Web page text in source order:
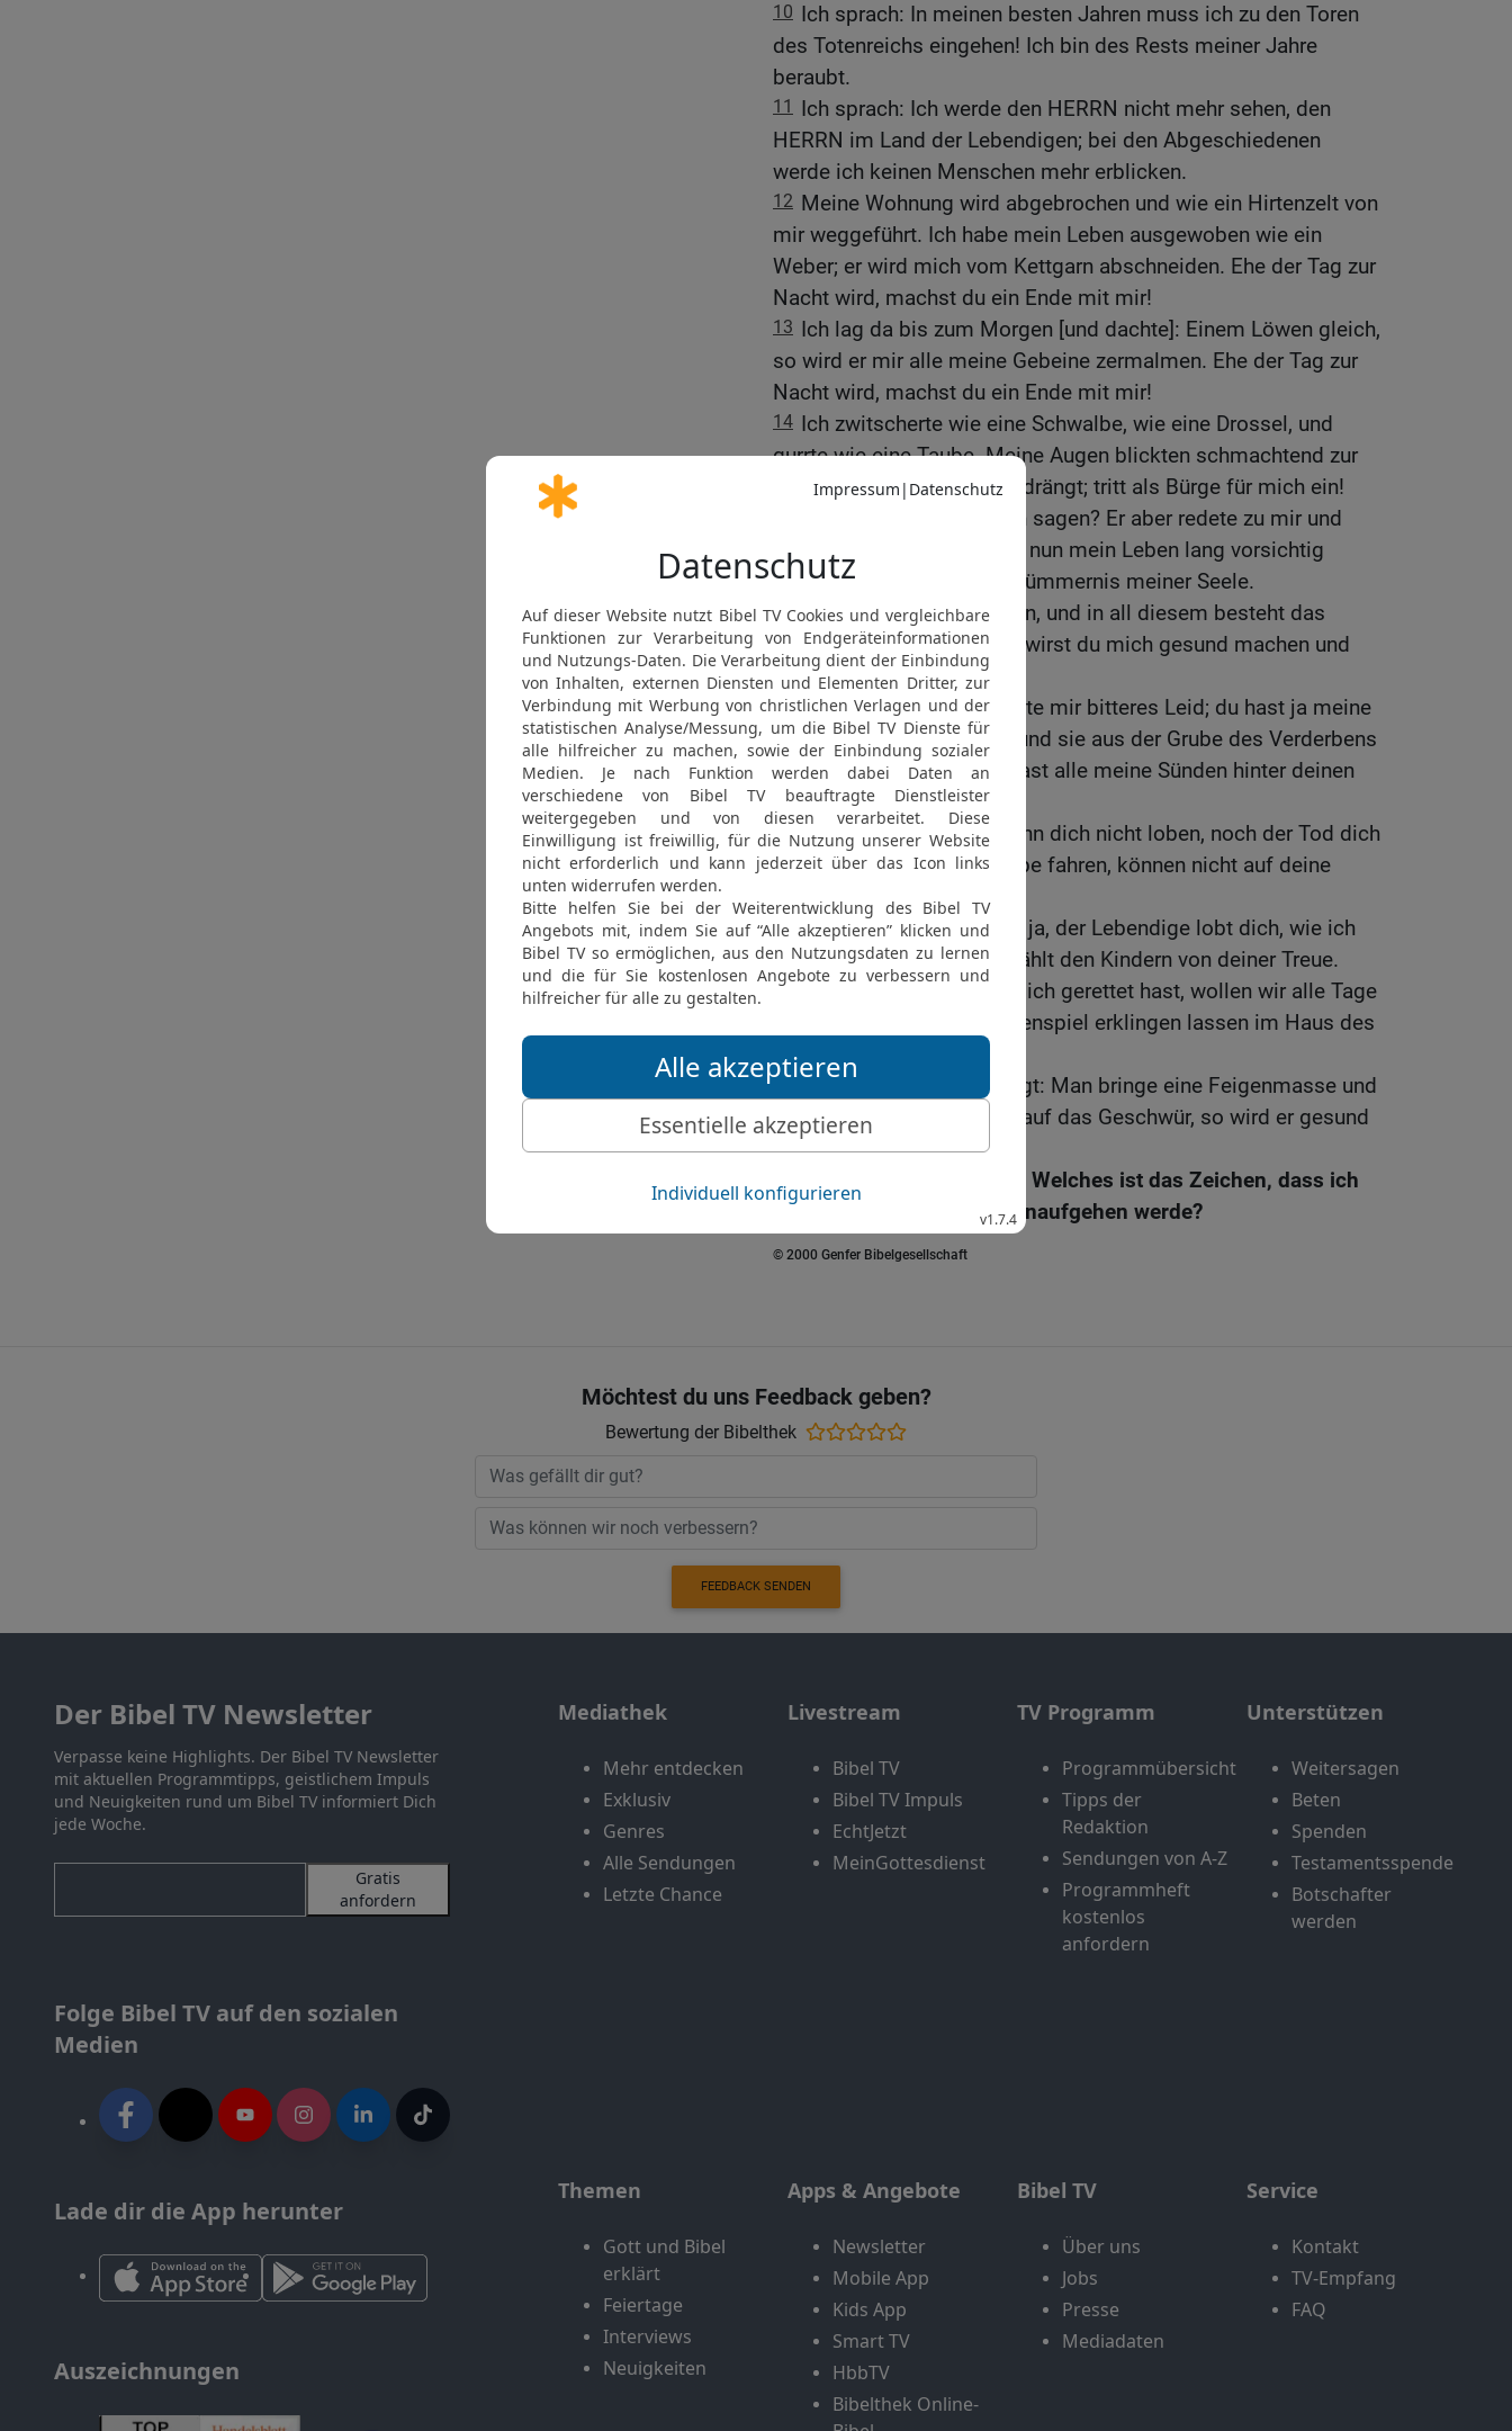
10 Ich sprach: In meinen besten Jahren muss ich zu den Toren
des Totenreichs eingehen! Ich bin des Rests meiner Jahre
beraubt.
11
Ich sprach: Ich werde den HERRN nicht mehr sehen, den
HERRN im Land der Lebendigen; bei den Abgeschiedenen
werde ich keinen Menschen mehr erblicken.
12 Meine Wohnung wird abgebrochen und wie ein Hirtenzelt von
mir weggeführt. Ich habe mein Leben ausgewoben wie ein
Weber; er wird mich vom Kettgarn abschneiden. Ehe der Tag zur
Nacht wird, machst du ein Ende mit mir!
13 Ich lag da bis zum Morgen [und dachte]: Einem Löwen gleich,
so wird er mir alle meine Gebeine zermalmen. Ehe der Tag zur
Nacht wird, machst du ein Ende mit mir!
14 Ich zwitscherte wie eine Schwalbe, wie eine Drossel, und
gurrte wie eine Taube. Meine Augen blickten schmachtend zur
Höhe: Ach, Herr, ich bin bedrängt; tritt als Bürge für mich ein!
Was [anderes] sollte ich sagen? Er aber redete zu mir und
führte es auch aus! Ich will nun mein Leben lang vorsichtig
wandeln wegen dieser Bekümmernis meiner Seele.
16 O Herr, dadurch lebt man, und in all diesem besteht das
Leben meines Geistes! So wirst du mich gesund machen und
aufleben lassen.
17 Siehe, zum Frieden diente mir bitteres Leid; du hast ja meine
Seele liebevoll umfangen und sie aus der Grube des Verderbens
herausgezogen; denn du hast alle meine Sünden hinter deinen
Rücken geworfen!
18 Denn das Totenreich kann dich nicht loben, noch der Tod dich
preisen; und die in die Grube fahren, können nicht auf deine
Treue hoffen;
19 sondern der Lebendige, ja, der Lebendige lobt dich, wie ich
es heute tue. Der Vater erzählt den Kindern von deiner Treue.
20
HERR! Dafür, dass du mich gerettet hast, wollen wir alle Tage
unseres Lebens unser Saitenspiel erklingen lassen im Haus des
HERRN!
21 Denn Jesaja hatte gesagt: Man bringe eine Feigenmasse und
streiche sie ihm als Salbe auf das Geschwür, so wird er gesund
werden!
Da hatte Hiskia gefragt: Welches ist das Zeichen, dass ich
in das Haus des HERRN hinaufgehen werde?
© 2000 Genfer Bibelgesellschaft
Möchtest du uns Feedback geben?
Bewertung der Bibelthek
FEEDBACK SENDEN
Der Bibel TV Newsletter
Verpasse keine Highlights. Der Bibel TV Newsletter
mit aktuellen Programmtipps, geistlichem Impuls
und Neuigkeiten rund um Bibel TV informiert Dich
jede Woche.
Gratis
anfordern
Folge Bibel TV auf den sozialen
Medien
Lade dir die App herunter
Auszeichnungen
Mediathek
Mehr entdecken
Exklusiv
Genres
Alle Sendungen
Letzte Chance
Livestream
Bibel TV
Bibel TV Impuls
EchtJetzt
MeinGottesdienst
TV Programm
Programmübersicht
Tipps der
Redaktion
Sendungen von A-Z
Programmheft
kostenlos
anfordern
Unterstützen
Weitersagen
Beten
Spenden
Testamentsspende
Botschafter
werden
Themen
Gott und Bibel
erklärt
Feiertage
Interviews
Neuigkeiten
Apps & Angebote
Newsletter
Mobile App
Kids App
Smart TV
HbbTV
Bibelthek Online-
Bibel TV
Über uns
Jobs
Presse
Mediadaten
Service
Kontakt
TV-Empfang
FAQ